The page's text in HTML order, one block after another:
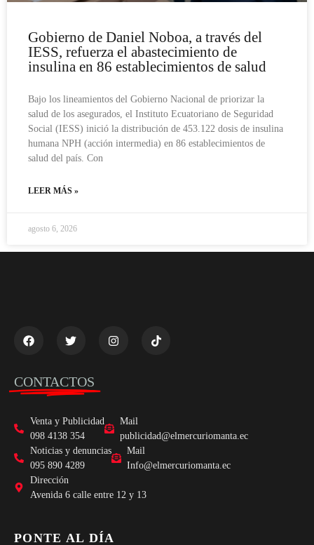
Gobierno de Daniel Noboa, a través del
IESS, refuerza el abastecimiento de
insulina en 86 establecimientos de salud
Bajo los lineamientos del Gobierno Nacional de priorizar la
salud de los asegurados, el Instituto Ecuatoriano de Seguridad
Social (IESS) inició la distribución de 453.122 dosis de insulina
humana NPH (acción intermedia) en 86 establecimientos de
salud del país. Con
LEER MÁS »
agosto 6, 2026
CONTACTOS
Venta y Publicidad
098 4138 354
Mail
publicidad@elmercuriomanta.ec
Noticias y denuncias
095 890 4289
Mail
Info@elmercuriomanta.ec
Dirección
Avenida 6 calle entre 12 y 13
PONTE AL DÍA